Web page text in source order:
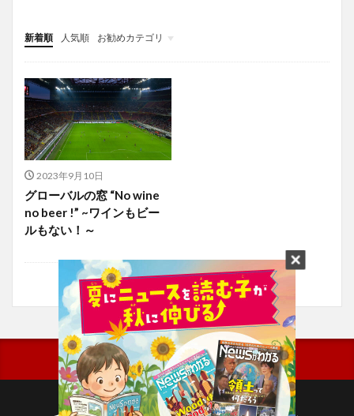
新着順 人気順
お勧めカテゴリ
投稿
学び
マンガ
電子書籍
2023年9月10日
グローバルの窓 “No wine
no beer !” ~ワインもビー
ルもない！～